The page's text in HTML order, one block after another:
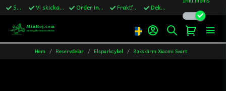
Snabba leveranser Vi skickar till Sverige,Danmark & Finland Order innan kl.13 skickas samma vardag Fraktfritt över 1200kr till Sverige Dekaler ingår i alla ordrar
Hem Reservdelar Elsparkcykel Bakskärm Xiaomi Svart